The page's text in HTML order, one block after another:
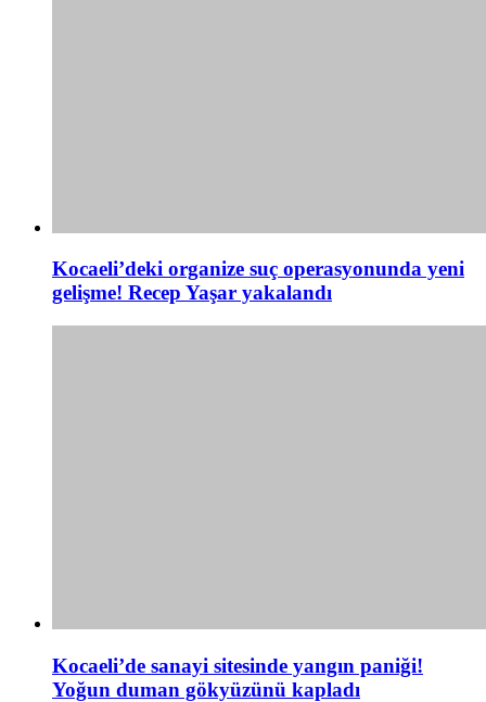
Kocaeli’deki organize suç operasyonunda yeni
gelişme! Recep Yaşar yakalandı
Kocaeli’de sanayi sitesinde yangın paniği!
Yoğun duman gökyüzünü kapladı